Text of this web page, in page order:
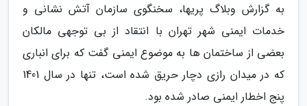
به گزارش وبلاگ پریها، سخنگوی سازمان آتش نشانی و
خدمات ایمنی شهر تهران با انتقاد از بی توجهی مالکان
بعضی از ساختمان ها به موضوع ایمنی گفت که برای انباری
که در میدان رازی دچار حریق شده است، تنها در سال 1401
پنج اخطار ایمنی صادر شده بود.